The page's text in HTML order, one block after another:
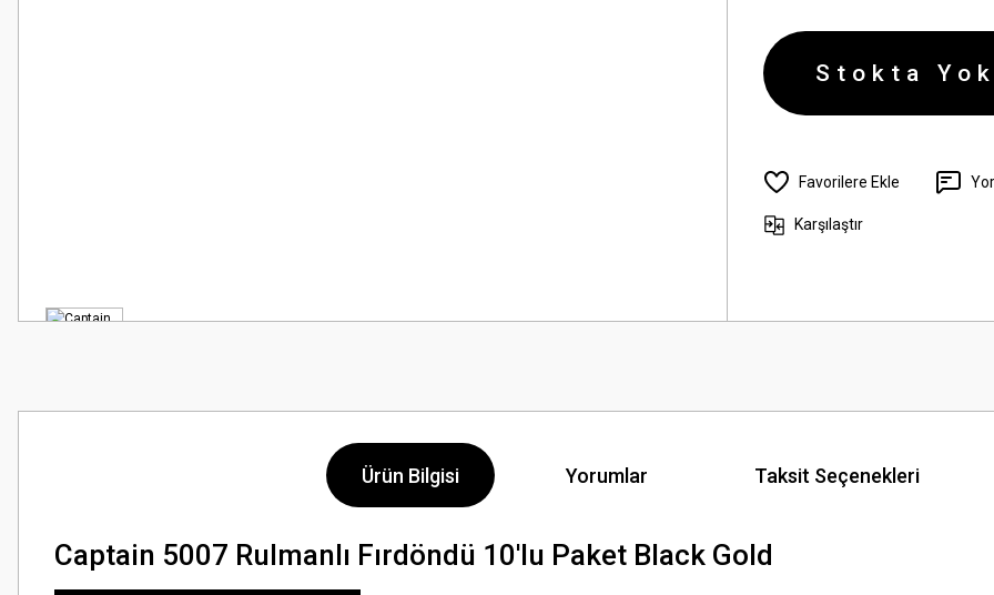
Stokta
Karşılaştır
Ürün Bilgisi Yorumlar Taksit Seçenekleri
Captain 5007 Rulmanlı Fırdöndü 10'lu Paket Black Gold